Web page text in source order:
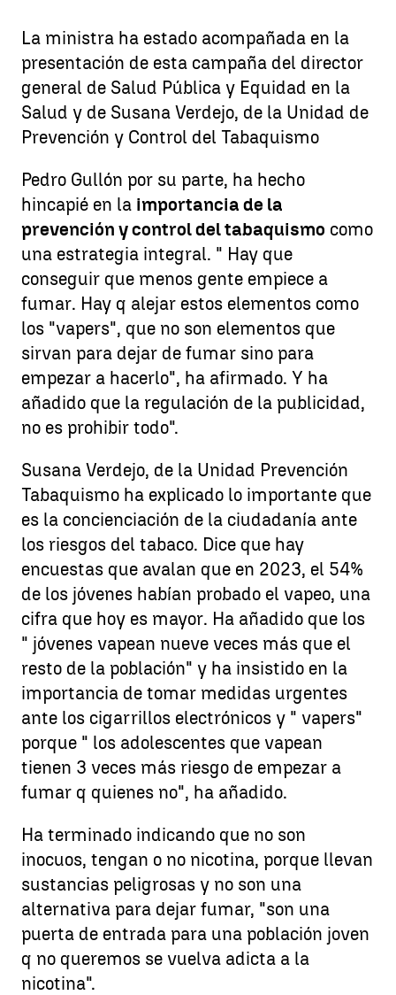
La ministra ha estado acompañada en la
presentación de esta campaña del director
general de Salud Pública y Equidad en la
Salud y de Susana Verdejo, de la Unidad de
Prevención y Control del Tabaquismo
Pedro Gullón por su parte, ha hecho
hincapié en la importancia de la
prevención y control del tabaquismo como
una estrategia integral. " Hay que
conseguir que menos gente empiece a
fumar. Hay q alejar estos elementos como
los "vapers", que no son elementos que
sirvan para dejar de fumar sino para
empezar a hacerlo", ha afirmado. Y ha
añadido que la regulación de la publicidad,
no es prohibir todo".
Susana Verdejo, de la Unidad Prevención
Tabaquismo ha explicado lo importante que
es la concienciación de la ciudadanía ante
los riesgos del tabaco. Dice que hay
encuestas que avalan que en 2023, el 54%
de los jóvenes habían probado el vapeo, una
cifra que hoy es mayor. Ha añadido que los
" jóvenes vapean nueve veces más que el
resto de la población" y ha insistido en la
importancia de tomar medidas urgentes
ante los cigarrillos electrónicos y " vapers"
porque " los adolescentes que vapean
tienen 3 veces más riesgo de empezar a
fumar q quienes no", ha añadido.
Ha terminado indicando que no son
inocuos, tengan o no nicotina, porque llevan
sustancias peligrosas y no son una
alternativa para dejar fumar, "son una
puerta de entrada para una población joven
q no queremos se vuelva adicta a la
nicotina".